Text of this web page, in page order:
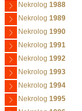
Nekrolog 1988
Nekrolog 1989
Nekrolog 1990
Nekrolog 1991
Nekrolog 1992
Nekrolog 1993
Nekrolog 1994
Nekrolog 1995